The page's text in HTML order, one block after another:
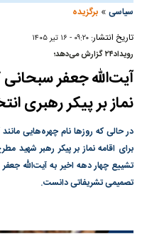
سیاسی »برگزیده
تاریخ انتشار:۰۹:۲۰ - ۱۶ تير ۱۴۰۵
رویداد۲۴ گزارش می‌دهد؛
آیت‌الله جعفر
نماز بر پیکر رهبری
در حالی که روزها نام چهره‌هایی
برای اقامه نماز بر پیکر رهبر شهید
تشییع چهار دهه اخیر به آیت‌الله
تصمیمی تشریفاتی دانست.